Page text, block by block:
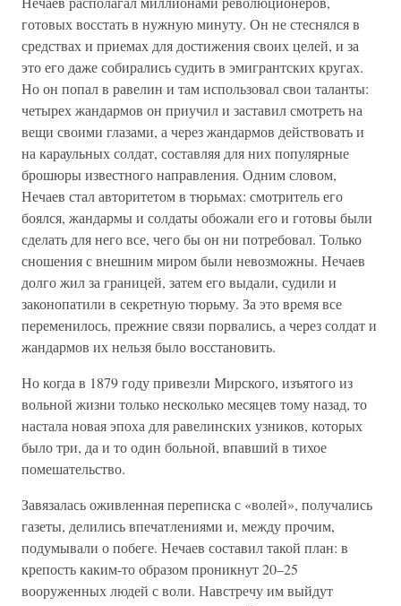
готовых восстать в нужную минуту. Он не стеснялся в
средствах и приемах для достижения своих целей, и за
это его даже собирались судить в эмигрантских кругах.
Но он попал в равелин и там использовал свои таланты:
четырех жандармов он приучил и заставил смотреть на
вещи своими глазами, а через жандармов действовать и
на караульных солдат, составляя для них популярные
брошюры известного направления. Одним словом,
Нечаев стал авторитетом в тюрьмах: смотритель его
боялся, жандармы и солдаты обожали его и готовы были
сделать для него все, чего бы он ни потребовал. Только
сношения с внешним миром были невозможны. Нечаев
долго жил за границей, затем его выдали, судили и
законопатили в секретную тюрьму. За это время все
переменилось, прежние связи порвались, а через солдат и
жандармов их нельзя было восстановить.
Но когда в 1879 году привезли Мирского, изъятого из
вольной жизни только несколько месяцев тому назад, то
настала новая эпоха для равелинских узников, которых
было три, да и то один больной, впавший в тихое
помешательство.
Завязалась оживленная переписка с «волей», получались
газеты, делились впечатлениями и, между прочим,
подумывали о побеге. Нечаев составил такой план: в
крепость каким-то образом проникнут 20–25
вооруженных людей с воли. Навстречу им выйдут